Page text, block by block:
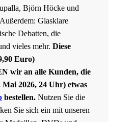
Björn Höcke und
Glasklare
Debatten, die
vieles mehr. Diese
Euro)
wir an alle Kunden, die
Mai 2026, 24 Uhr) etwas
bestellen. Nutzen Sie die
Sie sich ein mit unseren